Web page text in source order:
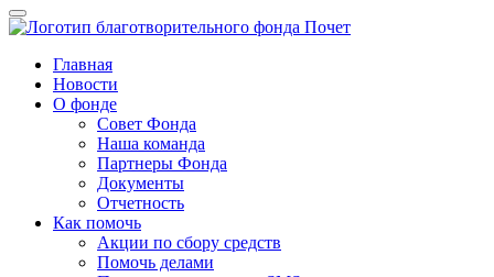
Главная
Новости
О фонде
Совет Фонда
Наша команда
Партнеры Фонда
Документы
Отчетность
Как помочь
Акции по сбору средств
Помочь делами